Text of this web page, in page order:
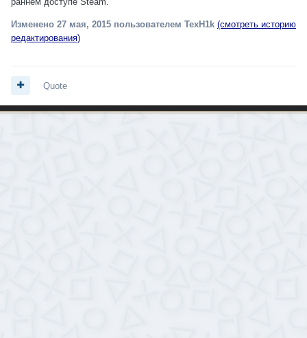
Изменено 27 мая, 2015 пользователем TexH1k (смотреть историю
редактирования)
Quote